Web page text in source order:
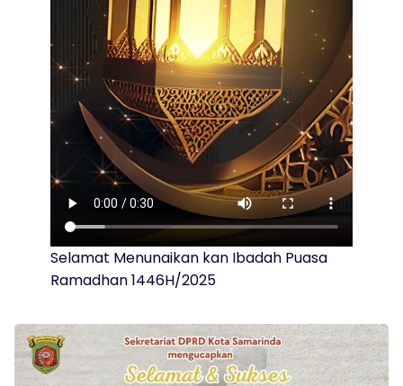
Selamat Menunaikan kan Ibadah Puasa
Ramadhan 1446H/2025